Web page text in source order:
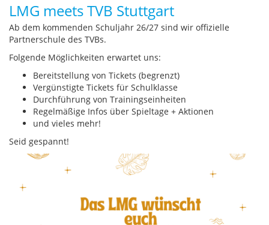
LMG meets TVB Stuttgart
Ab dem kommenden Schuljahr 26/27 sind wir offizielle
Partnerschule des TVBs.
Folgende Möglichkeiten erwartet uns:
Bereitstellung von Tickets (begrenzt)
Vergünstigte Tickets für Schulklasse
Durchführung von Trainingseinheiten
Regelmäßige Infos über Spieltage + Aktionen
und vieles mehr!
Seid gespannt!